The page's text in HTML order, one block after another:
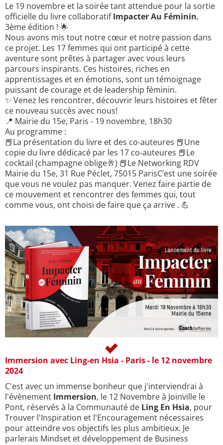
Le 19 novembre et la soirée tant attendue pour la sortie
officielle du livre collaboratifImpacter Au Féminin,
3ème édition ! 🌟
Nous avons mis tout notre cœur et notre passion dans
ce projet. Les 17 femmes qui ont participé à cette
aventure sont prêtes à partager avec vous leurs
parcours inspirants. Ces histoires, riches en
apprentissages et en émotions, sont un témoignage
puissant de courage et de leadership féminin.
✨ Venez les rencontrer, découvrir leurs histoires et fêter
ce nouveau succès avec nous!
📍 Mairie du 15e, Paris - 19 novembre, 18h30
Au programme :
📕La présentation du livre et des co-auteures 📕Une
copie du livre dédicacé par les 17 co-auteures 📕Le
cocktail (champagne oblige🥂) 📕Le Networking RDV
Mairie du 15e, 31 Rue Péclet, 75015 ParisC’est une soirée
que vous ne voulez pas manquer. Venez faire partie de
ce mouvement et rencontrer des femmes qui, tout
comme vous, ont choisi de faire que ça arrive . 💪
Immersion avec Ling-en Hsia - Paris - le 12 novembre
2024
C'est avec un immense bonheur que j'interviendrai à
l'évènement Immersion, le 12 Novembre à Joinville le
Pont, réservés à la Communauté de Ling En Hsia, pour
Trouver l'Inspiration et l'Encouragement nécessaires
pour atteindre vos objectifs les plus ambitieux. Je
parlerais Mindset et développement de Business